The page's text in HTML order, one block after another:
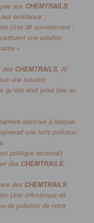
aux CHEMTRAILS,
existence :
Unis dit ouvertement :
une solution
»
des CHEMTRAILS, Al
une solution
qu’elle était prise très au
destinée à bloquer
une forte pollution
politique reconnaît
des CHEMTRAILS.
des CHEMTRAILS,
Unis d’Amérique dit
de pollution de notre